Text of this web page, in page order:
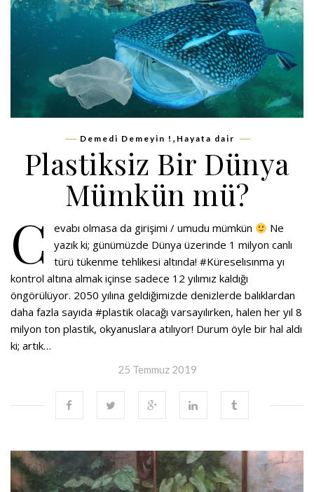
Demedi Demeyin ! , Hayata dair
Plastiksiz Bir Dünya
Mümkün mü?
C evabı olmasa da girişimi / umudu mümkün
Ne
yazık ki; günümüzde Dünya üzerinde 1 milyon canlı
türü tükenme tehlikesi altında! #Küreselısınma yı
kontrol altına almak içinse sadece 12 yılımız kaldığı
öngörülüyor. 2050 yılına geldiğimizde denizlerde balıklardan
daha fazla sayıda #plastik olacağı varsayılırken, halen her yıl 8
milyon ton plastik, okyanuslara atılıyor! Durum öyle bir hal aldı
ki; artık…
25 Temmuz 2019